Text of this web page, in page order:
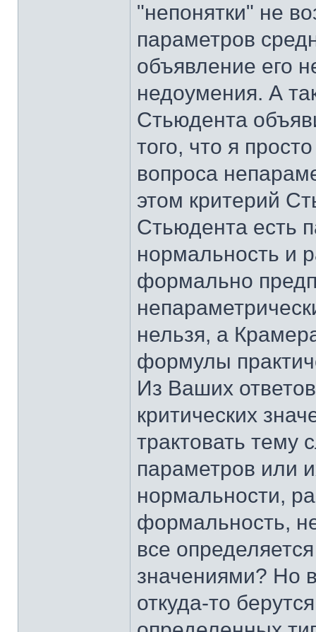
"непонятки" не
параметров
объявление его
недоумения. А
Стьюдента
того, что я
вопроса
этом критерий
Стьюдента есть
нормальность и
формально
нельзя, а
формулы
Из Ваших
критических
трактовать
параметров или
нормальности,
формальность,
все
значениями? Но
откуда-то